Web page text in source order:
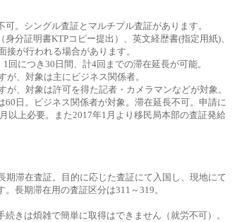
。シングル査証とマルチプル査証があります。
分証明書KTPコピー提出）、英文経歴書(指定用紙)、
が行われる場合があります。
につき30日間、計4回までの滞在延長が可能。
、対象は主にビジネス関係者。
、対象は許可を得た記者・カメラマンなどが対象。
日。ビジネス関係者が対象。滞在延長不可。申請に
以上必要。また2017年1月より移民局本部の査証発給
期滞在査証。目的に応じた査証にて入国し、現地にて
長期滞在用の査証区分は311～319。
きは煩雑で簡単に取得はできません（就労不可）。